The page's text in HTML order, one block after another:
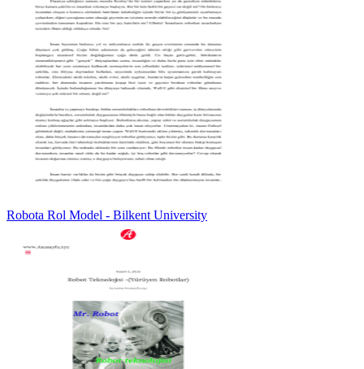
Robota Rol Model - Bilkent University